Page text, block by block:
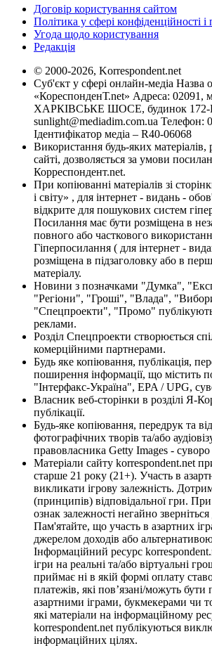
Договір користування сайтом
Політика у сфері конфіденційності
Угода щодо користування
Редакція
© 2000-2026, Korrespondent.net
Суб'єкт у сфері онлайн-медіа Назва
«КореспонденТ.net» Адреса: 02091,
ХАРКІВСЬКЕ ШОСЕ, будинок 172-
sunlight@mediadim.com.ua Телефон:
Ідентифікатор медіа – R40-06068
Використання будь-яких
сайті, дозволяється за умови
Корреспондент.net.
При копіюванні матеріалів зі
і світу» , для інтернет - видань -
відкрите для пошукових систем
Посилання має бути розміщена в
повного або часткового
Гіперпосилання ( для інтернет -
розміщена в підзаголовку або в
матеріалу.
Новини з позначками "Думка",
"Регіони", "Гроші", "Влада",
"Спецпроекти", "Промо"
реклами.
Розділ Спецпроекти створюється
комерційними партнерами.
Будь яке копіювання, публікація,
поширення інформації, що містить
"Інтерфакс-Україна", EPA / UPG,
Власник веб-сторінки в розділі Я-
публікації.
Будь-яке копіювання, передрук та
фотографічних творів та/або
правовласника Getty Images - суворо
Матеріали сайту korrespondent.net
старше 21 року (21+). Участь в
викликати ігрову залежність.
(принципів) відповідальної гри.
ознак залежності негайно зверніться
Пам'ятайте, що участь в азартних
джерелом доходів або
Інформаційний ресурс
ігри на реальні та/або віртуальні
приймає ні в якій формі оплату
платежів, які пов’язані/можуть бути
азартними іграми, букмекерами чи
які матеріали на інформаційному
korrespondent.net публікуються
інформаційних цілях.